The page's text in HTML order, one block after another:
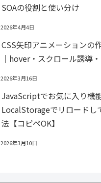
SOAの役割と使い分け
2026年4月4日
CSS矢印アニメーションの
｜hover・スクロール誘導
2026年3月16日
JavaScriptでお気に入り機
LocalStorageでリロードし
法【コピペOK】
2026年3月10日